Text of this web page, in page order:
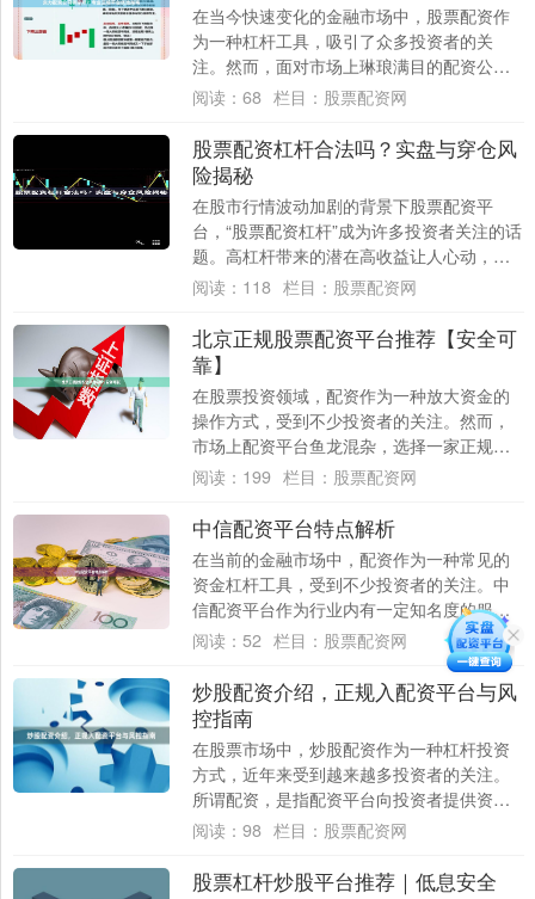
在当今快速变化的金融市场中，股票配资作
为一种杠杆工具，吸引了众多投资者的关
注。然而，面对市场上琳琅满目的配资公
司，如何选择一家实力雄厚、专业正规的平
阅读： 68 栏目： 股票配资网
股票配资杠杆合法吗？实盘与穿仓风
险揭秘
在股市行情波动加剧的背景下股票配资平
台，“股票配资杠杆”成为许多投资者关注的话
题。高杠杆带来的潜在高收益让人心动，但
其背后的法律风险与交易风险却往往被忽
阅读： 118 栏目： 股票配资网
北京正规股票配资平台推荐【安全可
靠】
在股票投资领域，配资作为一种放大资金的
操作方式，受到不少投资者的关注。然而，
市场上配资平台鱼龙混杂，选择一家正规、
安全、可靠的平台至关重要。本文将为您推
阅读： 199 栏目： 股票配资网
中信配资平台特点解析
在当前的金融市场中，配资作为一种常见的
资金杠杆工具，受到不少投资者的关注。中
信配资平台作为行业内有一定知名度的服务
平台，其特点和运作模式值得深入分析。本
阅读： 52 栏目： 股票配资网
炒股配资介绍，正规入配资平台与风
控指南
在股票市场中，炒股配资作为一种杠杆投资
方式，近年来受到越来越多投资者的关注。
所谓配资，是指配资平台向投资者提供资
金，投资者以自有资金作为保证金，从而放
阅读： 98 栏目： 股票配资网
股票杠杆炒股平台推荐｜低息安全